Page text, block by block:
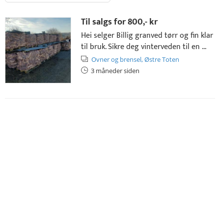
Til salgs for800,- kr
Hei selger Billig granved tørr og fin klar
til bruk. Sikre deg vinterveden til en ...
Ovner og brensel,Østre Toten
3 måneder siden